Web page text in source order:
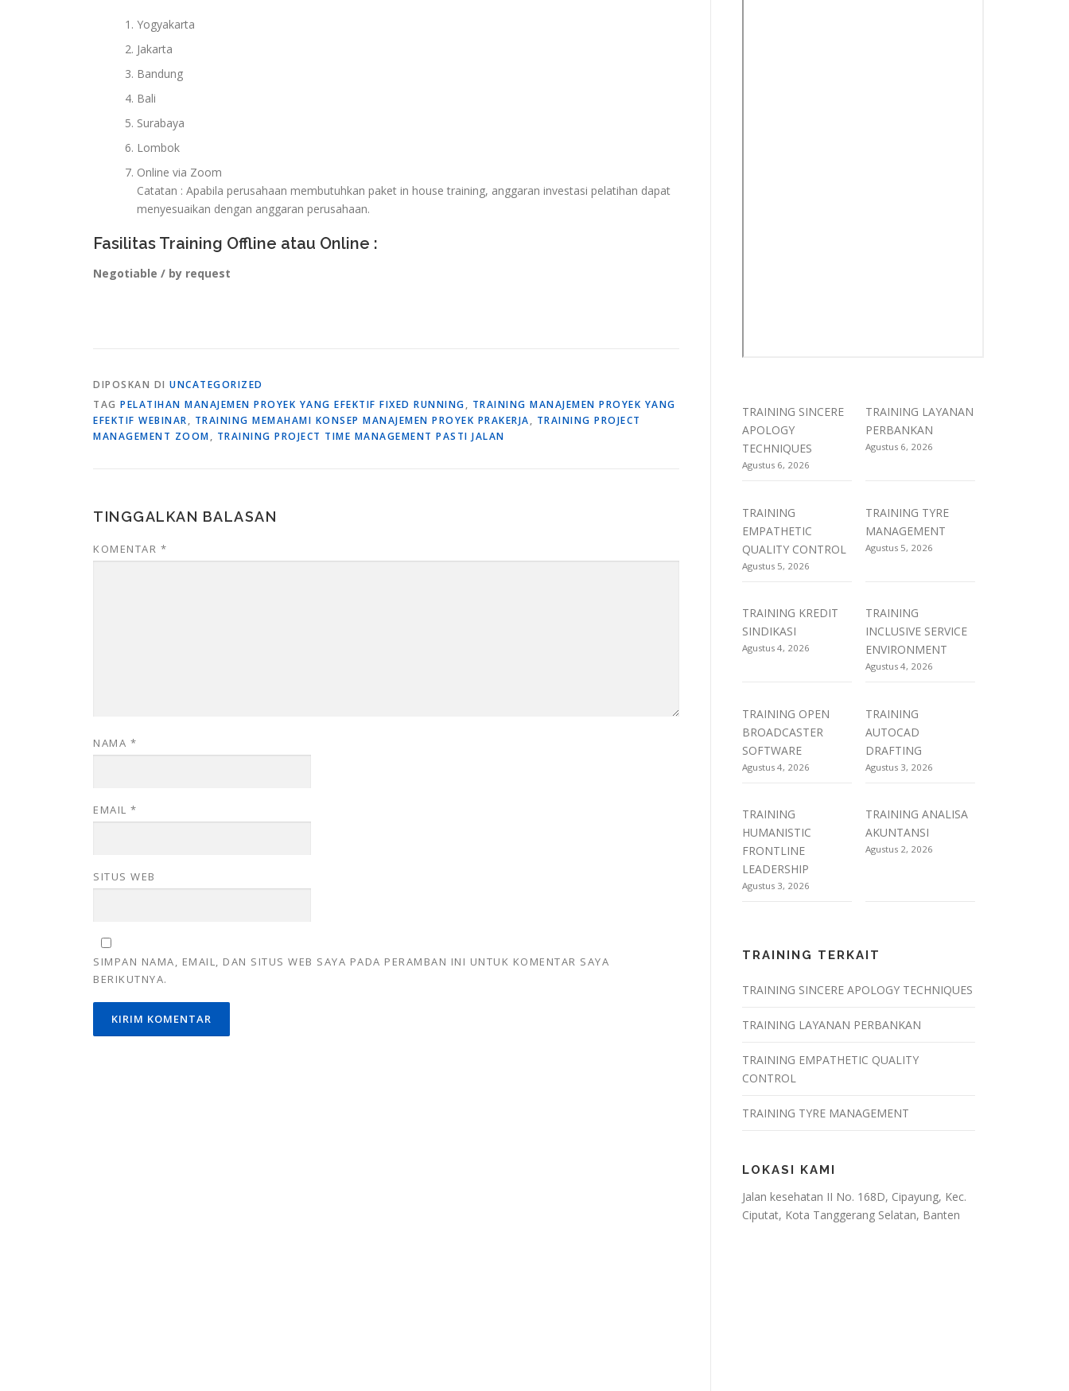
Yogyakarta
Jakarta
Bandung
Bali
Surabaya
Lombok
Online via Zoom
Catatan : Apabila perusahaan membutuhkan paket in house training, anggaran investasi pelatihan dapat
menyesuaikan dengan anggaran perusahaan.
Fasilitas Training Offline atau Online :
Negotiable / by request
DIPOSKAN DI UNCATEGORIZED
TAG PELATIHAN MANAJEMEN PROYEK YANG EFEKTIF FIXED RUNNING, TRAINING MANAJEMEN PROYEK YANG
EFEKTIF WEBINAR, TRAINING MEMAHAMI KONSEP MANAJEMEN PROYEK PRAKERJA, TRAINING PROJECT
MANAGEMENT ZOOM, TRAINING PROJECT TIME MANAGEMENT PASTI JALAN
TINGGALKAN BALASAN
KOMENTAR *
NAMA *
EMAIL *
SITUS WEB
SIMPAN NAMA, EMAIL, DAN SITUS WEB SAYA PADA PERAMBAN INI UNTUK KOMENTAR SAYA
BERIKUTNYA.
TRAINING SINCERE
APOLOGY
TECHNIQUES
Agustus 6, 2026
TRAINING LAYANAN
PERBANKAN
Agustus 6, 2026
TRAINING
EMPATHETIC
QUALITY CONTROL
Agustus 5, 2026
TRAINING TYRE
MANAGEMENT
Agustus 5, 2026
TRAINING KREDIT
SINDIKASI
Agustus 4, 2026
TRAINING
INCLUSIVE SERVICE
ENVIRONMENT
Agustus 4, 2026
TRAINING OPEN
BROADCASTER
SOFTWARE
Agustus 4, 2026
TRAINING
AUTOCAD
DRAFTING
Agustus 3, 2026
TRAINING
HUMANISTIC
FRONTLINE
LEADERSHIP
Agustus 3, 2026
TRAINING ANALISA
AKUNTANSI
Agustus 2, 2026
TRAINING TERKAIT
TRAINING SINCERE APOLOGY TECHNIQUES
TRAINING LAYANAN PERBANKAN
TRAINING EMPATHETIC QUALITY
CONTROL
TRAINING TYRE MANAGEMENT
LOKASI KAMI
Jalan kesehatan II No. 168D, Cipayung, Kec.
Ciputat, Kota Tanggerang Selatan, Banten